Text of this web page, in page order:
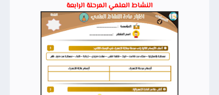
النشاط العلمي المرحلة الرابعة